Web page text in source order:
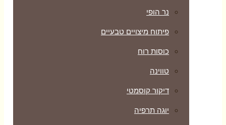
נר הופי
פיתוח מיצויים טבעיים
כוסות רוח
טווינה
דיקור קוסמטי
יוגה תרפיה